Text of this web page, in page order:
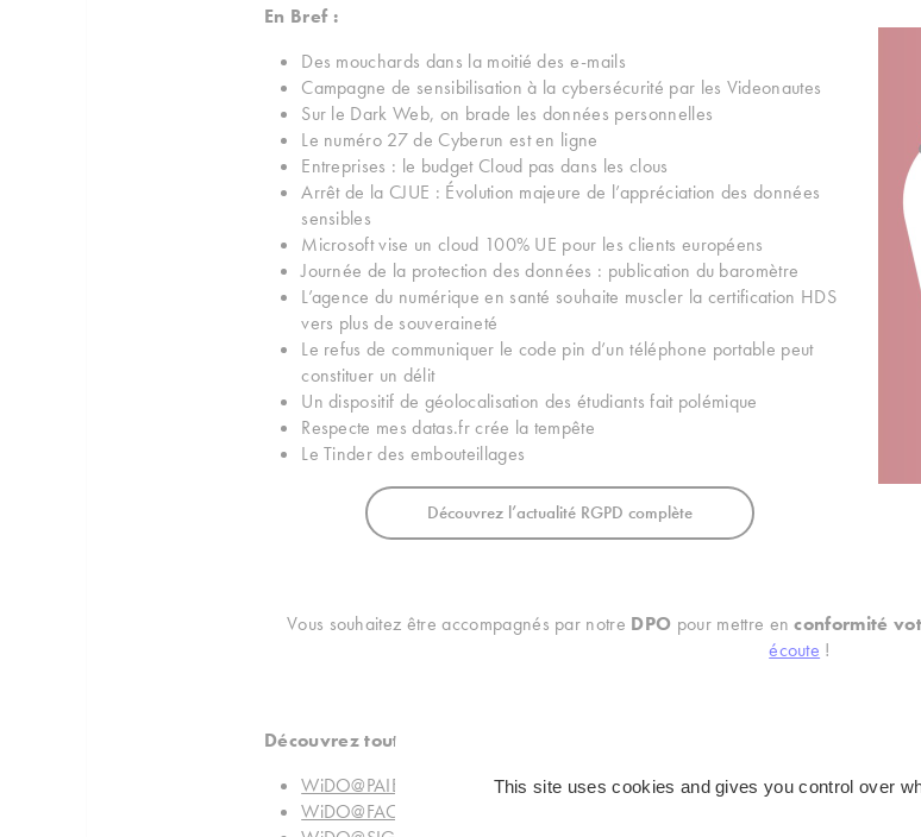
En Bref :
Des mouchards dans la moitié des e-mails
Campagne de sensibilisation à la cybersécurité par les Videonautes
Sur le Dark Web, on brade les données personnelles
Le numéro 27 de Cyberun est en ligne
Entreprises : le budget Cloud pas dans les clous
Arrêt de la CJUE : Évolution majeure de l’appréciation des données
sensibles
Microsoft vise un cloud 100% UE pour les clients européens
Journée de la protection des données : publication du baromètre
L’agence du numérique en santé souhaite muscler la certification HDS
vers plus de souveraineté
Le refus de communiquer le code pin d’un téléphone portable peut
constituer un délit
Un dispositif de géolocalisation des étudiants fait polémique
Respecte mes datas.fr crée la tempête
Le Tinder des embouteillages
Découvrez l’actualité RGPD complète
Vous souhaitez être accompagnés par notre DPO pour mettre enconformité
écoute !
Découvrez toutes les solutions digitales AGS Records Management
WiDO@PAIE
: Solution pour l’archivage électronique des fiches de paie
WiDO@FACT
This site uses cookies and gives you control over